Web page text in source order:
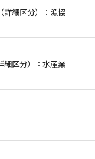
細区分）：漁協
区分）：水産業